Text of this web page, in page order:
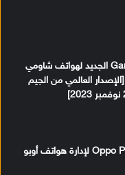
تحميل Game Turbo 5.0 الجديد لهواتف شاومي
العالمي من الجيم
تحميل برنامج Oppo PC Suite لإدارة هواتف أوبو